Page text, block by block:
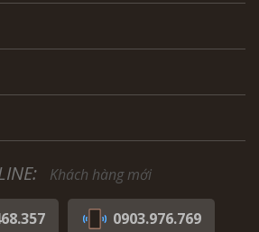
Khách hàng mới
0903.976.769